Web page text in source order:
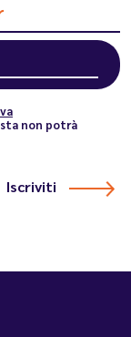
non potrà
Iscriviti